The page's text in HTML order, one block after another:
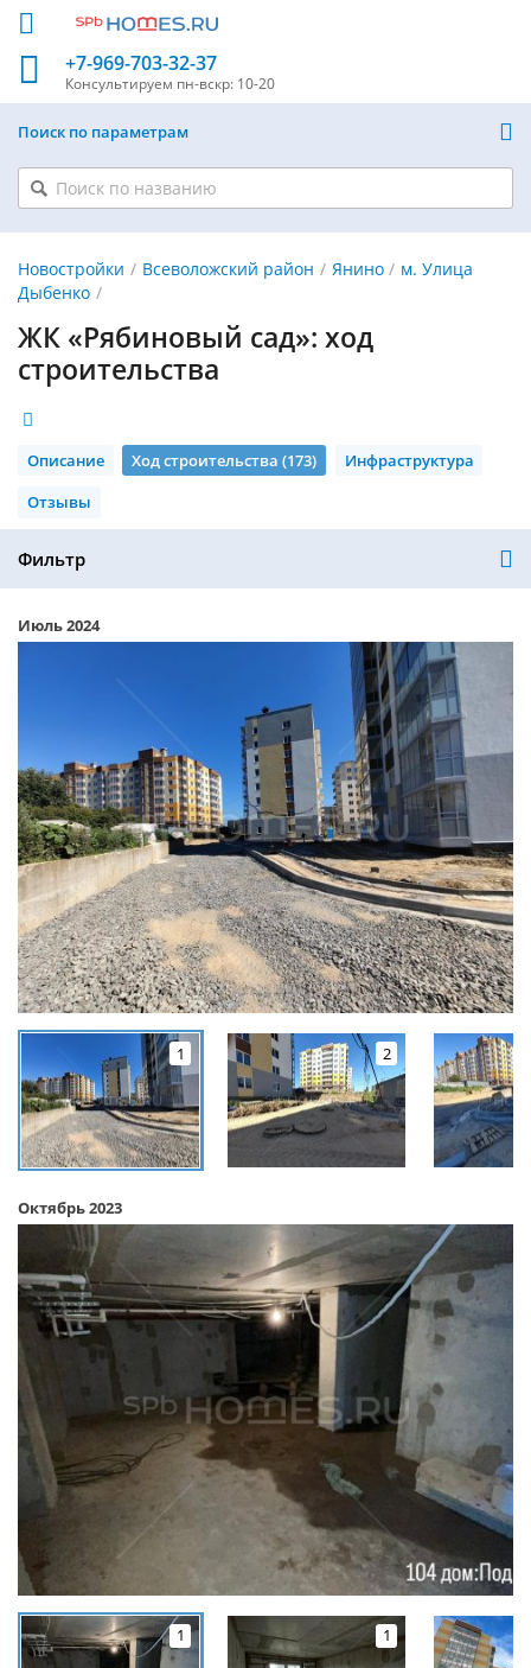
+7-969-703-32-37
Консультируем пн-вскр: 10-20
Поиск по параметрам
Новостройки Всеволожский район Янино
м. Улица
Дыбенко
ЖК «Рябиновый сад»: ход
строительства
Описание Ход строительства (173)
Инфраструктура
Отзывы
Фильтр
Июль 2024
1 2
Октябрь 2023
1 1